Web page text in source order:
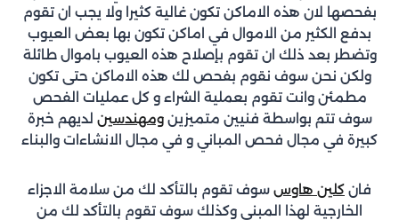
بفحصها لان هذه الاماكن تكون غالية كثيرا ولا يجب ان تقوم
بدفع الكثير من الاموال في اماكن تكون بها بعض العيوب
وتضطر بعد ذلك ان تقوم بإصلاح هذه العيوب باموال طائلة
ولكن نحن سوف نقوم بفحص لك هذه الاماكن حتى تكون
مطمئن وانت تقوم بعملية الشراء و كل عمليات الفحص
سوف تتم بواسطة فنيين متميزينومهندسين لديهم خبرة
كبيرة في مجال فحص المباني و في مجال الانشاءات والبناء
فان كلين هاوس سوف تقوم بالتأكد لك من سلامة الاجزاء
الخارجية لهذا المبنى وكذلك سوف تقوم بالتأكد لك من